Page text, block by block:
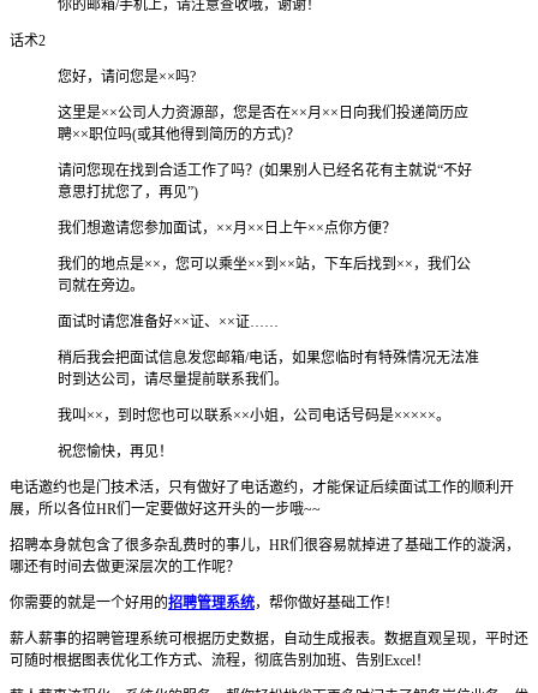
你的邮箱/手机上，请注意查收哦，谢谢！
话术2
您好，请问您是××吗?
这里是××公司人力资源部，您是否在××月××日向我们投递简历应
聘××职位吗(或其他得到简历的方式)？
请问您现在找到合适工作了吗？(如果别人已经名花有主就说“不好
意思打扰您了，再见”)
我们想邀请您参加面试，××月××日上午××点你方便？
我们的地点是××，您可以乘坐××到××站，下车后找到××，我们公
司就在旁边。
面试时请您准备好××证、××证……
稍后我会把面试信息发您邮箱/电话，如果您临时有特殊情况无法准
时到达公司，请尽量提前联系我们。
我叫××，到时您也可以联系××小姐，公司电话号码是×××××。
祝您愉快，再见！
电话邀约也是门技术活，只有做好了电话邀约，才能保证后续面试工作的顺利开
展，所以各位HR们一定要做好这开头的一步哦~~
招聘本身就包含了很多杂乱费时的事儿，HR们很容易就掉进了基础工作的漩涡，
哪还有时间去做更深层次的工作呢？
你需要的就是一个好用的招聘管理系统，帮你做好基础工作！
薪人薪事的招聘管理系统可根据历史数据，自动生成报表。数据直观呈现，平时还
可随时根据图表优化工作方式、流程，彻底告别加班、告别Excel！